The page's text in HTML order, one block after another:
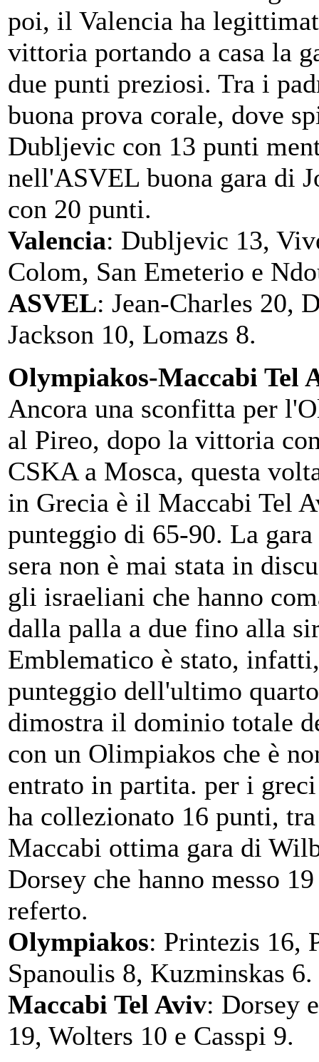
poi, il Valencia ha
vittoria portando a casa la
due punti preziosi. Tra i
buona prova corale, dove
Dubljevic con 13 punti
nell'ASVEL buona gara di
con 20 punti.
Valencia: Dubljevic 13,
Colom, San Emeterio e
ASVEL: Jean-Charles 20,
Jackson 10, Lomazs 8.
Olympiakos-Maccabi Tel
Ancora una sconfitta per
al Pireo, dopo la vittoria
CSKA a Mosca, questa
in Grecia è il Maccabi Tel
punteggio di 65-90. La gara
sera non è mai stata in
gli israeliani che hanno
dalla palla a due fino alla
Emblematico è stato,
punteggio dell'ultimo
dimostra il dominio totale
con un Olimpiakos che è
entrato in partita. per i
ha collezionato 16 punti,
Maccabi ottima gara di
Dorsey che hanno messo
referto.
Olympiakos: Printezis 16,
Spanoulis 8, Kuzminskas 6.
Maccabi Tel Aviv: Dorsey
19, Wolters 10 e Casspi 9.